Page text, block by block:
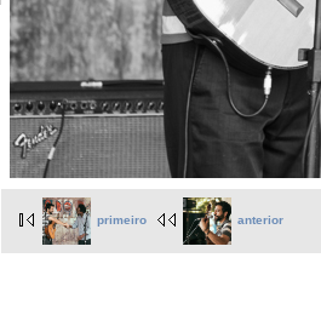
primeiro anterior